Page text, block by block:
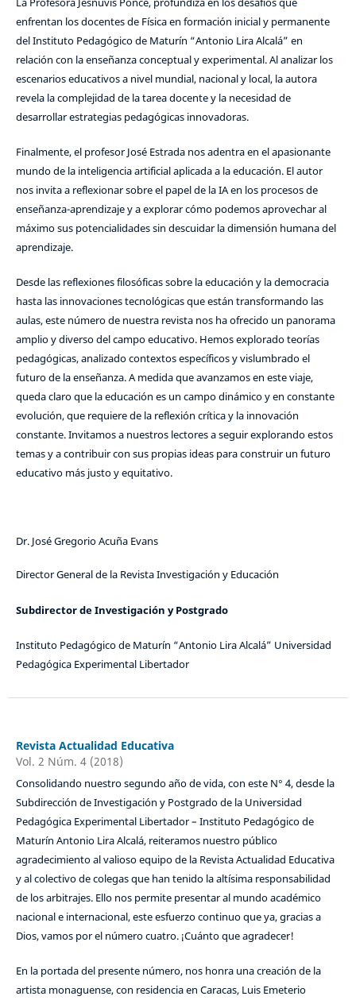
enfrentan los docentes de Física en formación inicial y permanente
del Instituto Pedagógico de Maturín “Antonio Lira Alcalá” en
relación con la enseñanza conceptual y experimental. Al analizar los
escenarios educativos a nivel mundial, nacional y local, la autora
revela la complejidad de la tarea docente y la necesidad de
desarrollar estrategias pedagógicas innovadoras.
Finalmente, el profesor José Estrada nos adentra en el apasionante
mundo de la inteligencia artificial aplicada a la educación. El autor
nos invita a reflexionar sobre el papel de la IA en los procesos de
enseñanza-aprendizaje y a explorar cómo podemos aprovechar al
máximo sus potencialidades sin descuidar la dimensión humana del
aprendizaje.
Desde las reflexiones filosóficas sobre la educación y la democracia
hasta las innovaciones tecnológicas que están transformando las
aulas, este número de nuestra revista nos ha ofrecido un panorama
amplio y diverso del campo educativo. Hemos explorado teorías
pedagógicas, analizado contextos específicos y vislumbrado el
futuro de la enseñanza. A medida que avanzamos en este viaje,
queda claro que la educación es un campo dinámico y en constante
evolución, que requiere de la reflexión crítica y la innovación
constante. Invitamos a nuestros lectores a seguir explorando estos
temas y a contribuir con sus propias ideas para construir un futuro
educativo más justo y equitativo.
Dr. José Gregorio Acuña Evans
Director General de la Revista Investigación y Educación
Subdirectorde Investigación y Postgrado
Instituto Pedagógico de Maturín “Antonio Lira Alcalá” Universidad
Pedagógica Experimental Libertador
Revista Actualidad Educativa
Vol. 2 Núm. 4 (2018)
Consolidando nuestro segundo año de vida, con este N° 4, desde la
Subdirección de Investigación y Postgrado de la Universidad
Pedagógica Experimental Libertador – Instituto Pedagógico de
Maturín Antonio Lira Alcalá, reiteramos nuestro público
agradecimiento al valioso equipo de la Revista Actualidad Educativa
y al colectivo de colegas que han tenido la altísima responsabilidad
de los arbitrajes. Ello nos permite presentar al mundo académico
nacional e internacional, este esfuerzo continuo que ya, gracias a
Dios, vamos por el número cuatro. ¡Cuánto que agradecer!
En la portada del presente número, nos honra una creación de la
artista monaguense, con residencia en Caracas, Luis Emeterio